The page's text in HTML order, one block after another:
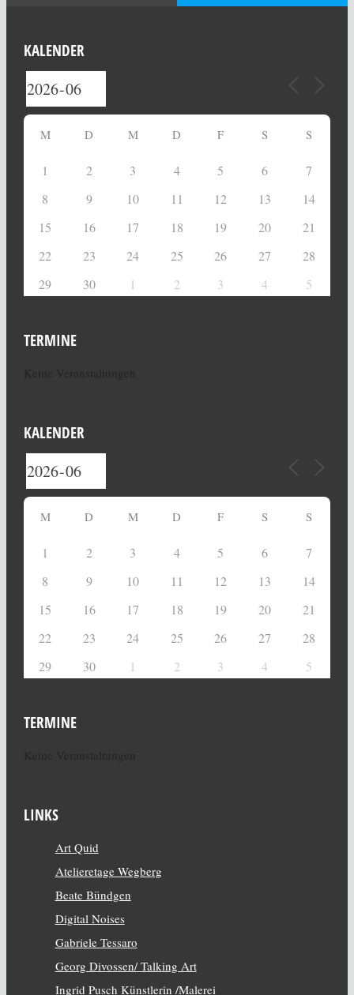
KALENDER
M D M D F S S
1 2 3 4 5 6
7
8
9 10 11 12 13
14
15
16 17 18 19 20
21
22
23 24 25 26 27
28
29
30 1 2 3 4 5
TERMINE
KALENDER
M D M D F S S
1 2 3 4 5 6
7
8
9 10 11 12 13
14
15
16 17 18 19 20
21
22
23 24 25 26 27
28
29
30 1 2 3 4 5
TERMINE
LINKS
Art Quid
Atelieretage Wegberg
Beate Bündgen
Digital Noises
Gabriele Tessaro
Georg Divossen/ Talking Art
Ingrid Pusch Künstlerin /Malerei